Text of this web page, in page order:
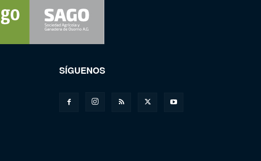
SÍGUENOS